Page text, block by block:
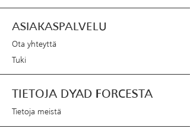
ASIAKASPALVELU
Ota yhteyttä
Tuki
TIETOJA DYAD FORCESTA
Tietoja meistä